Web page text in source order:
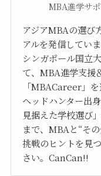
MBA進学サ
アジアMBAの選び
アルを発信していま
シンガポール国立
て、MBA進学支援
「MBACareer」を
ヘッドハンター出
見据えた学校選び
まで、MBAと“その
挑戦のヒントを見
さい。CanCan!!